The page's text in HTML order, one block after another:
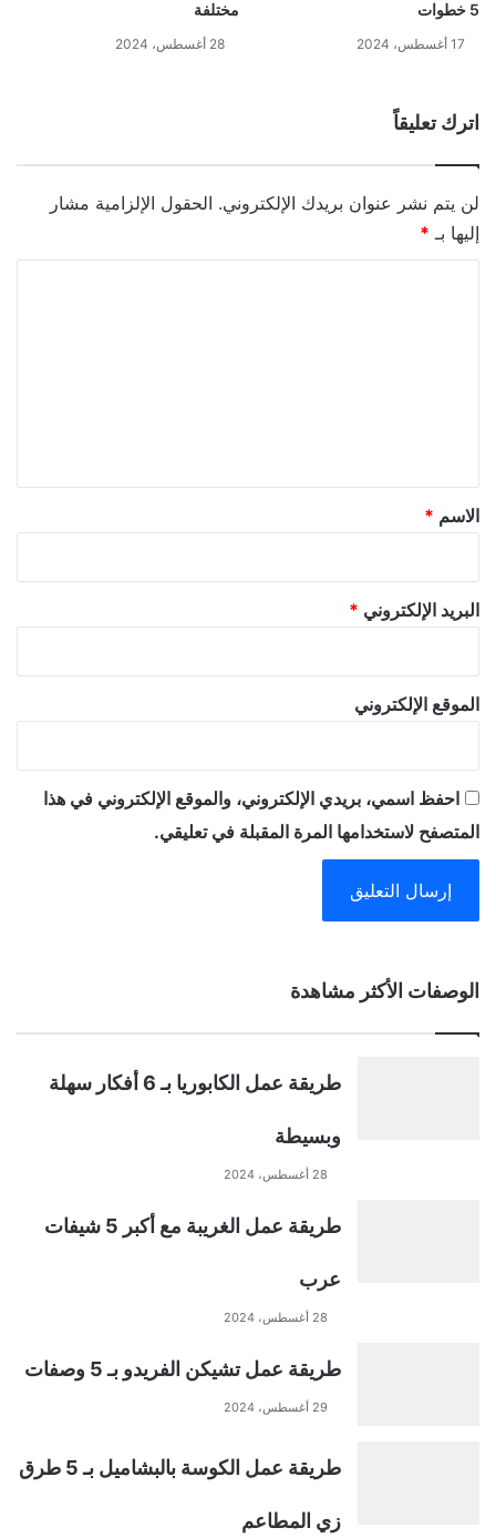
5 خطوات
17 أغسطس، 2024
مختلفة
28 أغسطس، 2024
اترك تعليقاً
لن يتم نشر عنوان بريدك الإلكتروني. الحقول الإلزامية مشار
إليها بـ *
*
الاسم *
البريد الإلكتروني *
الموقع الإلكتروني
احفظ اسمي، بريدي الإلكتروني، والموقع الإلكتروني في هذا
المتصفح لاستخدامها المرة المقبلة في تعليقي.
lالوصفات الأكثر مشاهدة
طريقة عمل الكابوريا بـ 6 أفكار سهلة
وبسيطة
28 أغسطس، 2024
طريقة عمل الغريبة مع أكبر 5 شيفات
عرب
28 أغسطس، 2024
طريقة عمل تشيكن الفريدو بـ 5 وصفات
29 أغسطس، 2024
طريقة عمل الكوسة بالبشاميل بـ 5 طرق
زي المطاعم